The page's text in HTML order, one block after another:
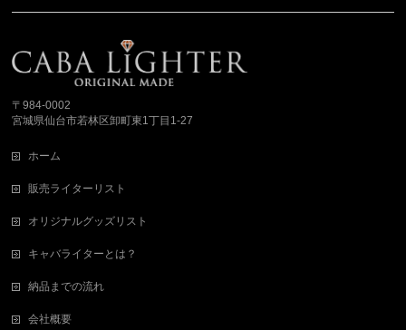
〒984-0002
宮城県仙台市若林区卸町東1丁目1-27
ホーム
販売ライターリスト
オリジナルグッズリスト
キャバライターとは？
納品までの流れ
会社概要